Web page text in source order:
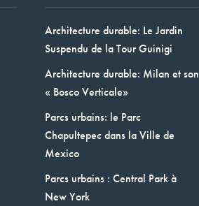
Architecture durable: Le Jardin
Suspendu de la Tour Guinigi
Architecture durable: Milan et son
« Bosco Verticale»
Parcs urbains: le Parc
Chapultepec dans la Ville de
Mexico
Parcs urbains : Central Park à
New York